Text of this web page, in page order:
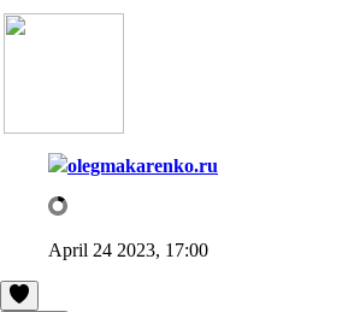
olegmakarenko.ru
April 24 2023, 17:00